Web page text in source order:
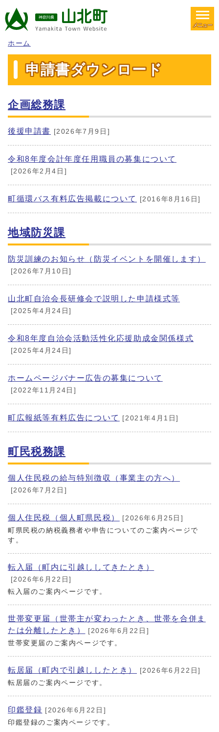
メニュー
ホーム
申請書ダウンロード
企画総務課
後援申請書 [2026年7月9日]
令和8年度会計年度任用職員の募集について
[2026年2月4日]
町循環バス有料広告掲載について [2016年8月16日]
地域防災課
防災訓練のお知らせ（防災イベントを開催します）
[2026年7月10日]
山北町自治会長研修会で説明した申請様式等
[2025年4月24日]
令和8年度自治会活動活性化応援助成金関係様式
[2025年4月24日]
ホームページバナー広告の募集について
[2022年11月24日]
町広報紙等有料広告について [2021年4月1日]
町民税務課
個人住民税の給与特別徴収（事業主の方へ）
[2026年7月2日]
個人住民税（個人町県民税）
[2026年6月25日]
町県民税の納税義務者や申告についてのご案内ページで
す。
転入届（町内に引越ししてきたとき）
[2026年6月22日]
転入届のご案内ページです。
世帯変更届（世帯主が変わったとき、世帯を合併ま
たは分離したとき）
[2026年6月22日]
世帯変更届のご案内ページです。
転居届（町内で引越ししたとき）
[2026年6月22日]
転居届のご案内ページです。
印鑑登録 [2026年6月22日]
印鑑登録のご案内ページです。